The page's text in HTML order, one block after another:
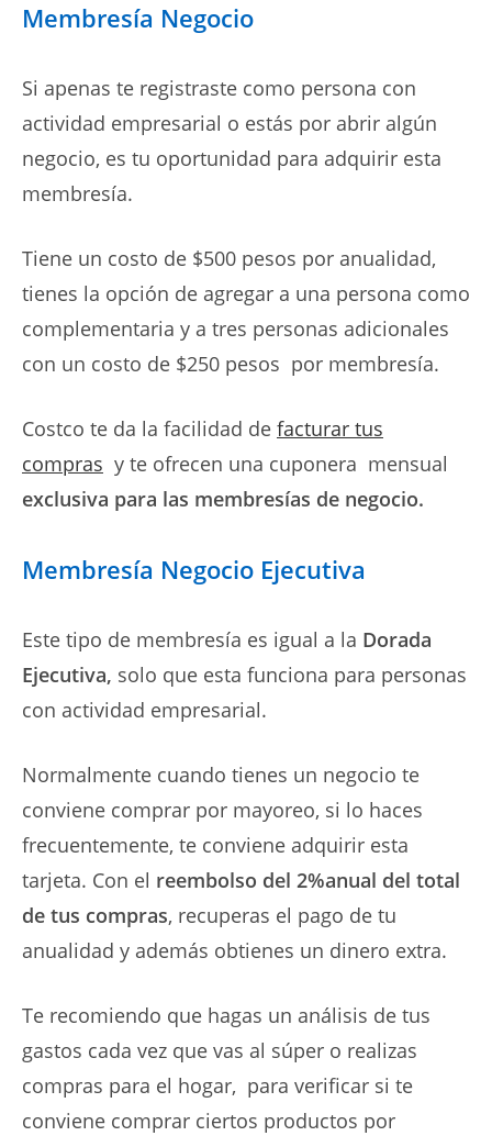
Membresía Negocio
Si apenas te registraste como persona con
actividad empresarial o estás por abrir algún
negocio, es tu oportunidad para adquirir esta
membresía.
Tiene un costo de $500 pesos por anualidad,
tienes la opción de agregar a una persona como
complementaria y a tres personas adicionales
con un costo de $250 pesos por membresía.
Costco te da la facilidad de facturar tus
compras y te ofrecen una cuponera mensual
exclusiva para las membresías de negocio.
Membresía Negocio Ejecutiva
Este tipo de membresía es igual a la Dorada
Ejecutiva, solo que esta funciona para personas
con actividad empresarial.
Normalmente cuando tienes un negocio te
conviene comprar por mayoreo, si lo haces
frecuentemente, te conviene adquirir esta
tarjeta. Con el reembolso del 2%anual del total
de tus compras, recuperas el pago de tu
anualidad y además obtienes un dinero extra.
Te recomiendo que hagas un análisis de tus
gastos cada vez que vas al súper o realizas
compras para el hogar, para verificar si te
conviene comprar ciertos productos por